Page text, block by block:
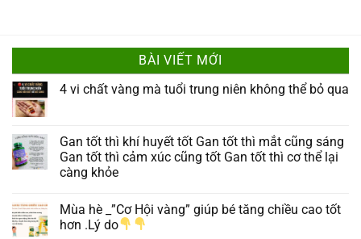
BÀI VIẾT MỚI
4 vi chất vàng mà tuổi trung niên không thể bỏ qua
Gan tốt thì khí huyết tốt Gan tốt thì mắt cũng sáng
Gan tốt thì cảm xúc cũng tốt Gan tốt thì cơ thể lại
càng khỏe
Mùa hè _”Cơ Hội vàng” giúp bé tăng chiều cao tốt
hơn .Lý do